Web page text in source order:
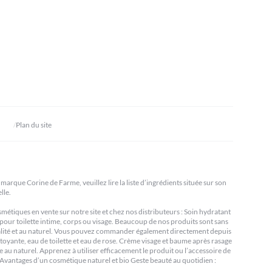
Plan du site
Corine de Farme, veuillez lire la liste d’ingrédients située sur son
en vente sur notre site et chez nos distributeurs : Soin hydratant
toilette intime, corps ou visage. Beaucoup de nos produits sont sans
et au naturel. Vous pouvez commander également directement depuis
eau de toilette et eau de rose. Crème visage et baume après rasage
au naturel. Apprenez à utiliser efficacement le produit ou l’accessoire de
d’un cosmétique naturel et bio Geste beauté au quotidien :